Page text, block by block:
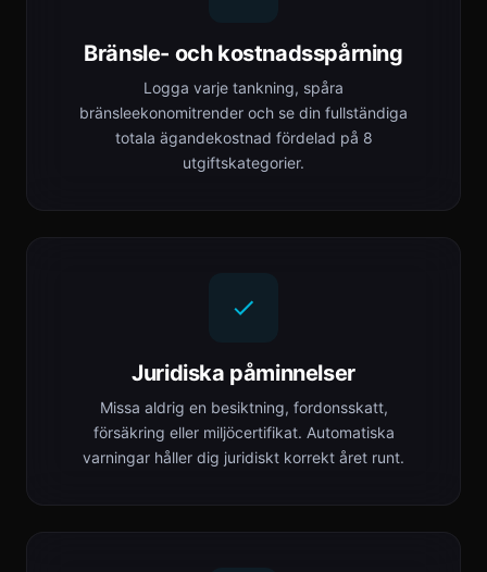
Bränsle- och kostnadsspårning
Logga varje tankning, spåra
bränsleekonomitrender och se din fullständiga
totala ägandekostnad fördelad på 8
utgiftskategorier.
Juridiska påminnelser
Missa aldrig en besiktning, fordonsskatt,
försäkring eller miljöcertifikat. Automatiska
varningar håller dig juridiskt korrekt året runt.